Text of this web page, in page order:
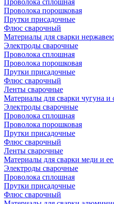
Проволока сплошная
Проволока порошковая
Прутки присадочные
Флюс сварочный
Материалы для сварки
Электроды сварочные
Проволока сплошная
Проволока порошковая
Прутки присадочные
Флюс сварочный
Ленты сварочные
Материалы для сварки чугуна и
Электроды сварочные
Проволока сплошная
Проволока порошковая
Прутки присадочные
Флюс сварочный
Ленты сварочные
Материалы для сварки меди и ее
Электроды сварочные
Проволока сплошная
Прутки присадочные
Флюс сварочный